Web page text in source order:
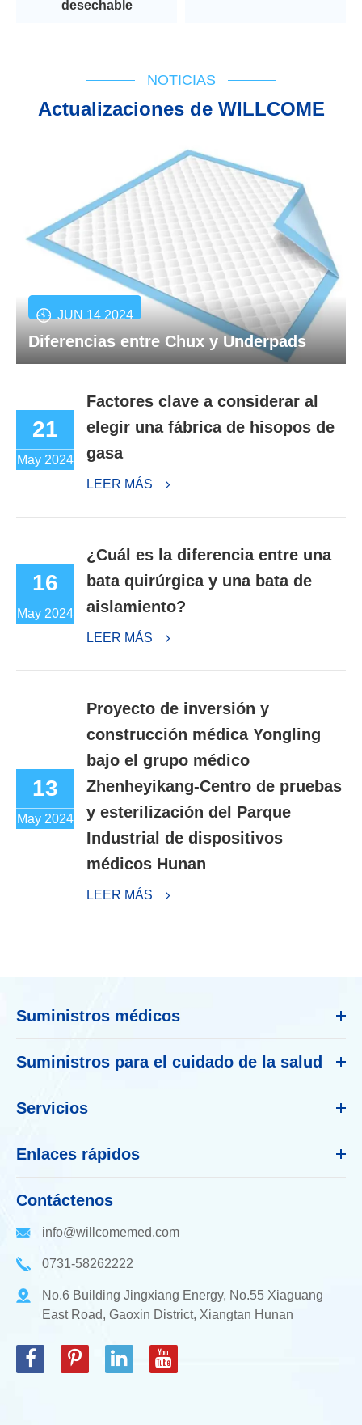
desechable
NOTICIAS
Actualizaciones de WILLCOME
JUN 14 2024
Diferencias entre Chux y Underpads
21
May 2024
Factores clave a considerar al
elegir una fábrica de hisopos de
gasa
LEER MÁS
16
May 2024
¿Cuál es la diferencia entre una
bata quirúrgica y una bata de
aislamiento?
LEER MÁS
13
May 2024
Proyecto de inversión y
construcción médica Yongling
bajo el grupo médico
Zhenheyikang-Centro de pruebas
y esterilización del Parque
Industrial de dispositivos
médicos Hunan
LEER MÁS
Suministros médicos
Suministros para el cuidado de la salud
Servicios
Enlaces rápidos
Contáctenos
info@willcomemed.com
0731-58262222
No.6 Building Jingxiang Energy, No.55 Xiaguang
East Road, Gaoxin District, Xiangtan Hunan